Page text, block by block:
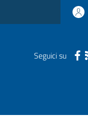
Seguici su